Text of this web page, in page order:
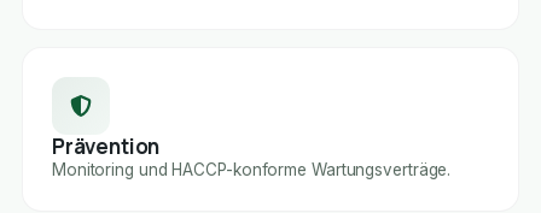
Prävention
Monitoring und HACCP-konforme Wartungsverträge.